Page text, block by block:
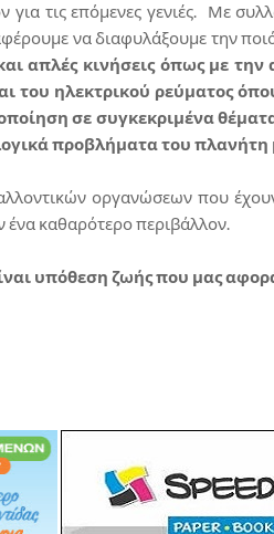
τις επόμενες γενιές. Με
να διαφυλάξουμε την
απλές κινήσεις όπως με
του ηλεκτρικού ρεύματος
σε συγκεκριμένα
προβλήματα του πλανήτη
οργανώσεων που
ένα καθαρότερο περιβάλλον.
υπόθεση ζωής που μας